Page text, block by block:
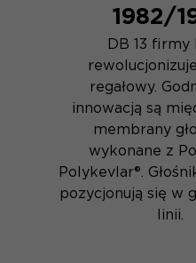
1982/
DB 13 firmy
regałowy.
innowacją są
membrany
wykonane z
Polykevlar®.
pozycjonują się w
linii.